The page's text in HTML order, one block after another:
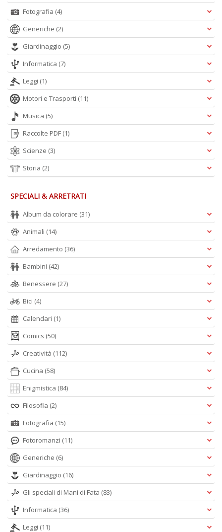
Fotografia (4)
Generiche (2)
Giardinaggio (5)
Informatica (7)
Leggi (1)
Motori e Trasporti (11)
Musica (5)
Raccolte PDF (1)
Scienze (3)
Storia (2)
SPECIALI & ARRETRATI
Album da colorare (31)
Animali (14)
Arredamento (36)
Bambini (42)
Benessere (27)
Bici (4)
Calendari (1)
Comics (50)
Creatività (112)
Cucina (58)
Enigmistica (84)
Filosofia (2)
Fotografia (15)
Fotoromanzi (11)
Generiche (6)
Giardinaggio (16)
Gli speciali di Mani di Fata (83)
Informatica (36)
Leggi (11)